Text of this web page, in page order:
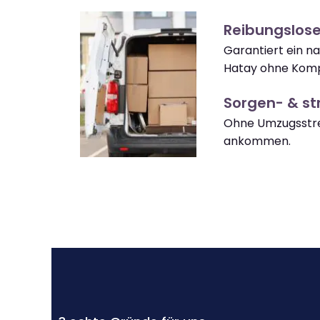
Garantiert ein
Hatay ohne
Sorgen- &
Ohne
ankommen.